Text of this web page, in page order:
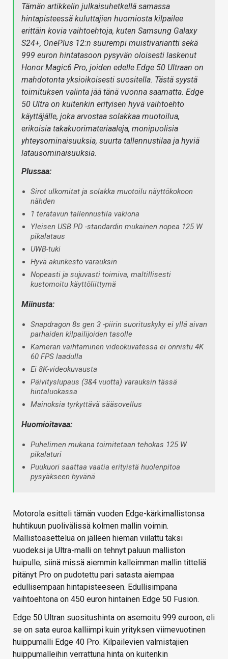
Tämän artikkelin julkaisuhetkellä samassa
hintapisteessä kuluttajien huomiosta kilpailee
erittäin kovia vaihtoehtoja, kuten Samsung Galaxy
S24+, OnePlus 12:n suurempi muistivariantti sekä
999 euron hintatasoon pysyvän oloisesti laskenut
Honor Magic6 Pro, joiden edelle Edge 50 Ultraan on
mahdotonta yksioikoisesti suositella. Tästä syystä
toimituksen valinta jää tänä vuonna saamatta. Edge
50 Ultra on kuitenkin erityisen hyvä vaihtoehto
käyttäjälle, joka arvostaa solakkaa muotoilua,
erikoisia takakuorimateriaaleja, monipuolisia
yhteysominaisuuksia, suurta tallennustilaa ja hyviä
latausominaisuuksia.
Plussaa:
Sirot ulkomitat ja solakka muotoilu näyttökokoon
nähden
1 teratavun tallennustila vakiona
Yleisen USB PD -standardin mukainen nopea 125 W
pikalataus
UWB-tuki
Hyvä akunkesto varauksin
Nopeasti ja sujuvasti toimiva, maltillisesti
kustomoitu käyttöliittymä
Miinusta:
Snapdragon 8s gen 3 -piirin suorituskyky ei yllä aivan
parhaiden kilpailijoiden tasolle
Kameran vaihtaminen videokuvatessa ei onnistu 4K
60 FPS laadulla
Ei 8K-videokuvausta
Päivityslupaus (3&4 vuotta) varauksin tässä
hintaluokassa
Mainoksia tyrkyttävä sääsovellus
Huomioitavaa:
Puhelimen mukana toimitetaan tehokas 125 W
pikalaturi
Puukuori saattaa vaatia erityistä huolenpitoa
pysyäkseen hyvänä
Motorola esitteli tämän vuoden Edge-kärkimallistonsa
huhtikuun puolivälissä kolmen mallin voimin.
Mallistoasettelua on jälleen hieman viilattu täksi
vuodeksi ja Ultra-malli on tehnyt paluun malliston
huipulle, siinä missä aiemmin kalleimman mallin titteliä
pitänyt Pro on pudotettu pari satasta aiempaa
edullisempaan hintapisteeseen. Edullisimpana
vaihtoehtona on 450 euron hintainen Edge 50 Fusion.
Edge 50 Ultran suositushinta on asemoitu 999 euroon, eli
se on sata euroa kalliimpi kuin yrityksen viimevuotinen
huippumalli Edge 40 Pro. Kilpailevien valmistajien
huippumalleihin verrattuna hinta on kuitenkin